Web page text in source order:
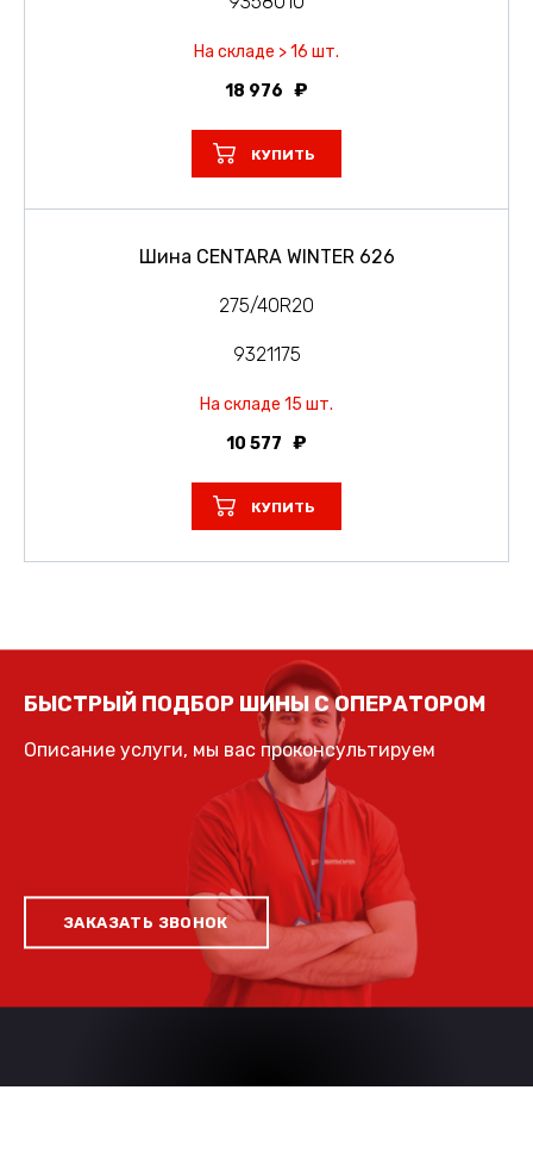
На складе > 16 шт.
18 976
КУПИТЬ
Шина CENTARA WINTER 626
275/40R20
9321175
На складе 15 шт.
10 577
КУПИТЬ
БЫСТРЫЙ ПОДБОР ШИНЫ С ОПЕРАТОРОМ
Описание услуги, мы вас проконсультируем
ЗАКАЗАТЬ ЗВОНОК